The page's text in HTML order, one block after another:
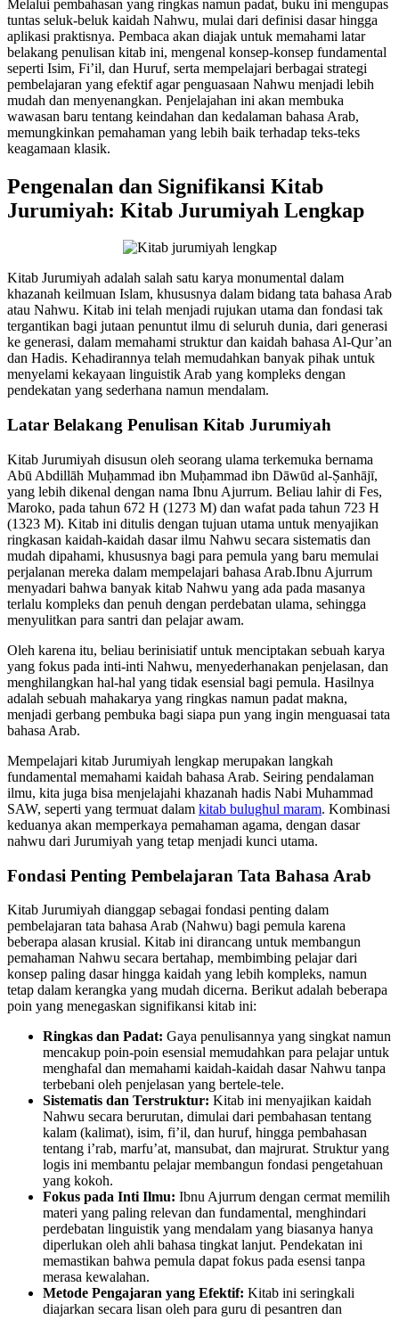
Melalui pembahasan yang ringkas namun padat, buku ini mengupas
tuntas seluk-beluk kaidah Nahwu, mulai dari definisi dasar hingga
aplikasi praktisnya. Pembaca akan diajak untuk memahami latar
belakang penulisan kitab ini, mengenal konsep-konsep fundamental
seperti Isim, Fi’il, dan Huruf, serta mempelajari berbagai strategi
pembelajaran yang efektif agar penguasaan Nahwu menjadi lebih
mudah dan menyenangkan. Penjelajahan ini akan membuka
wawasan baru tentang keindahan dan kedalaman bahasa Arab,
memungkinkan pemahaman yang lebih baik terhadap teks-teks
keagamaan klasik.
Pengenalan dan Signifikansi Kitab
Jurumiyah: Kitab Jurumiyah Lengkap
Kitab Jurumiyah adalah salah satu karya monumental dalam
khazanah keilmuan Islam, khususnya dalam bidang tata bahasa Arab
atau Nahwu. Kitab ini telah menjadi rujukan utama dan fondasi tak
tergantikan bagi jutaan penuntut ilmu di seluruh dunia, dari generasi
ke generasi, dalam memahami struktur dan kaidah bahasa Al-Qur’an
dan Hadis. Kehadirannya telah memudahkan banyak pihak untuk
menyelami kekayaan linguistik Arab yang kompleks dengan
pendekatan yang sederhana namun mendalam.
Latar Belakang Penulisan Kitab Jurumiyah
Kitab Jurumiyah disusun oleh seorang ulama terkemuka bernama
Abū Abdillāh Muḥammad ibn Muḥammad ibn Dāwūd al-Ṣanhājī,
yang lebih dikenal dengan nama Ibnu Ajurrum. Beliau lahir di Fes,
Maroko, pada tahun 672 H (1273 M) dan wafat pada tahun 723 H
(1323 M). Kitab ini ditulis dengan tujuan utama untuk menyajikan
ringkasan kaidah-kaidah dasar ilmu Nahwu secara sistematis dan
mudah dipahami, khususnya bagi para pemula yang baru memulai
perjalanan mereka dalam mempelajari bahasa Arab.Ibnu Ajurrum
menyadari bahwa banyak kitab Nahwu yang ada pada masanya
terlalu kompleks dan penuh dengan perdebatan ulama, sehingga
menyulitkan para santri dan pelajar awam.
Oleh karena itu, beliau berinisiatif untuk menciptakan sebuah karya
yang fokus pada inti-inti Nahwu, menyederhanakan penjelasan, dan
menghilangkan hal-hal yang tidak esensial bagi pemula. Hasilnya
adalah sebuah mahakarya yang ringkas namun padat makna,
menjadi gerbang pembuka bagi siapa pun yang ingin menguasai tata
bahasa Arab.
Mempelajari kitab Jurumiyah lengkap merupakan langkah
fundamental memahami kaidah bahasa Arab. Seiring pendalaman
ilmu, kita juga bisa menjelajahi khazanah hadis Nabi Muhammad
SAW, seperti yang termuat dalam kitab bulughul maram. Kombinasi
keduanya akan memperkaya pemahaman agama, dengan dasar
nahwu dari Jurumiyah yang tetap menjadi kunci utama.
Fondasi Penting Pembelajaran Tata Bahasa Arab
Kitab Jurumiyah dianggap sebagai fondasi penting dalam
pembelajaran tata bahasa Arab (Nahwu) bagi pemula karena
beberapa alasan krusial. Kitab ini dirancang untuk membangun
pemahaman Nahwu secara bertahap, membimbing pelajar dari
konsep paling dasar hingga kaidah yang lebih kompleks, namun
tetap dalam kerangka yang mudah dicerna. Berikut adalah beberapa
poin yang menegaskan signifikansi kitab ini:
Ringkas dan Padat: Gaya penulisannya yang singkat namun
mencakup poin-poin esensial memudahkan para pelajar untuk
menghafal dan memahami kaidah-kaidah dasar Nahwu tanpa
terbebani oleh penjelasan yang bertele-tele.
Sistematis dan Terstruktur: Kitab ini menyajikan kaidah
Nahwu secara berurutan, dimulai dari pembahasan tentang
kalam (kalimat), isim, fi’il, dan huruf, hingga pembahasan
tentang i’rab, marfu’at, mansubat, dan majrurat. Struktur yang
logis ini membantu pelajar membangun fondasi pengetahuan
yang kokoh.
Fokus pada Inti Ilmu: Ibnu Ajurrum dengan cermat memilih
materi yang paling relevan dan fundamental, menghindari
perdebatan linguistik yang mendalam yang biasanya hanya
diperlukan oleh ahli bahasa tingkat lanjut. Pendekatan ini
memastikan bahwa pemula dapat fokus pada esensi tanpa
merasa kewalahan.
Metode Pengajaran yang Efektif: Kitab ini seringkali
diajarkan secara lisan oleh para guru di pesantren dan